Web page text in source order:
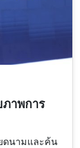
ภาพการ
ดนามและค้น